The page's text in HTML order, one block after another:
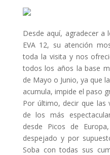
Desde aquí, agradecer
EVA 12, su atención
toda la visita y nos
todos los años la base
de Mayo o Junio, ya que
acumula, impide el paso
Por último, decir que las
de los más
desde Picos de
despejado y por
Soba con todas sus